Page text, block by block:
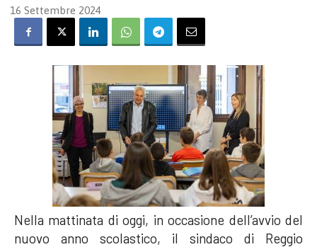
16 Settembre 2024
Nella mattinata di oggi, in occasione dell’avvio del
nuovo anno scolastico, il sindaco di Reggio